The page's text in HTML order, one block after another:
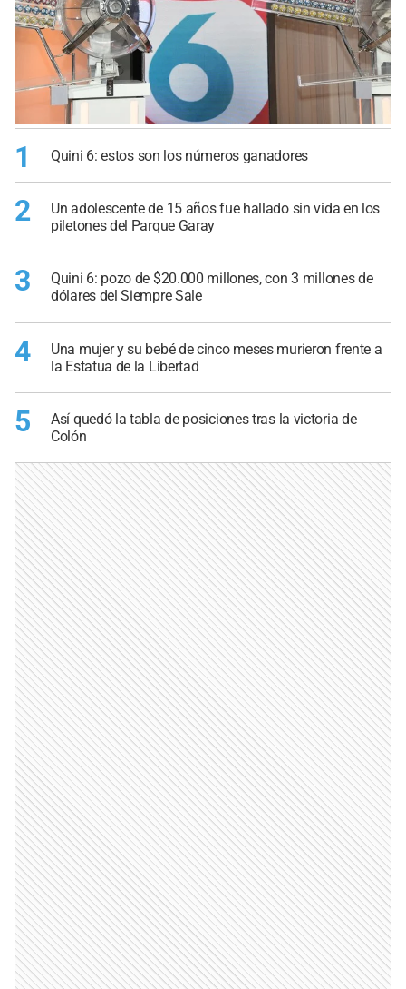
1 Quini 6: estos son los números ganadores
2
Un adolescente de 15 años fue hallado sin vida en los
piletones del Parque Garay
3
Quini 6: pozo de $20.000 millones, con 3 millones de
dólares del Siempre Sale
4
Una mujer y su bebé de cinco meses murieron frente a
la Estatua de la Libertad
5
Así quedó la tabla de posiciones tras la victoria de
Colón